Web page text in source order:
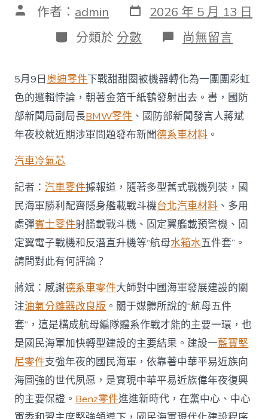
文 作者： admin 發
表
日
期
2026 年 5 月 13 日
分
類
分類於 分數 在
〈國
部
OSDER
奧
斯
德
台
北
“航
母
五
件
套”
是
國
軍
加
快
轉
型
建
設
主
要
結
果〉
尚無留言
5月9日奧迪零件下戰甜甜圈被機器轉化為一團團彩虹
色的邏輯悖論，朝著金箔千紙鶴發射出去。書，國防
部新聞局副局長BMW零件 、國防部新聞發言人蔣斌
年夜校就近期涉軍問題發布新聞德系車材料 。
汽車冷氣芯
記者：汽車零件據報道，隨著多型舊式戰機列裝，國
民海軍勝利配齊隱身艦載戰斗機台北汽車材料 、多用
處彈賓士零件射艦載戰斗機、固定翼艦載預警機、固
定翼電子戰機和反潛直升機等“航母水箱水五件套”。
請問對此有何評論？
蔣斌：感謝德系車零件大師對中國海軍發展建設的關
注油氣分離器改良版 。關于媒體所說的“航母五件
套”，這是構成航母編隊體系作戰才能的主要一環，也
是國民海軍加快轉型建設的主要結果。建設一藍寶堅
尼零件支強年夜的國民海軍，依靠著中華平易近族向
海圖強的世代夙愿，是實現中華平易近族偉年夜復興
的主要保證。 Benz零件進進新時代，在黨中心、中心